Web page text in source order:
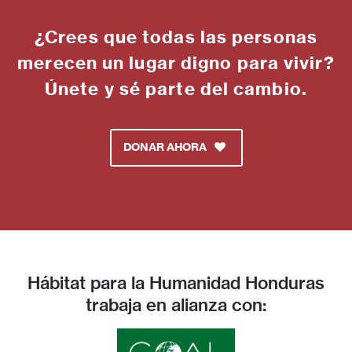
¿Crees que todas las personas
merecen un lugar digno para vivir?
Únete y sé parte del cambio.
DONAR AHORA
Hábitat para la Humanidad Honduras
trabaja en alianza con: